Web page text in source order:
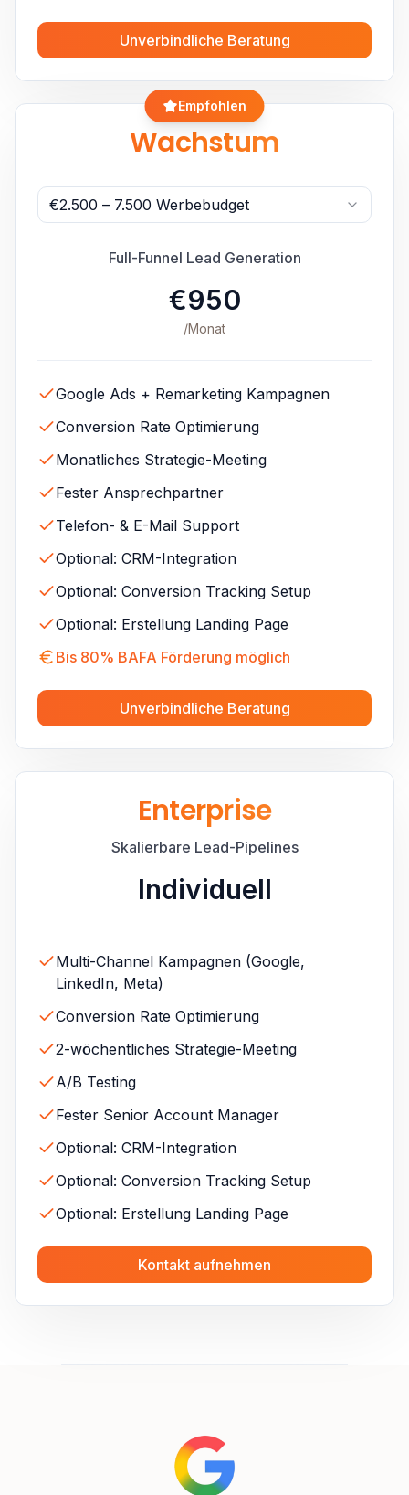
Unverbindliche Beratung
Empfohlen
Wachstum
€2.500 – 7.500 Werbebudget
Full-Funnel Lead Generation
€950
/Monat
Google Ads + Remarketing Kampagnen
Conversion Rate Optimierung
Monatliches Strategie-Meeting
Fester Ansprechpartner
Telefon- & E-Mail Support
Optional: CRM-Integration
Optional: Conversion Tracking Setup
Optional: Erstellung Landing Page
Bis 80% BAFA Förderung möglich
Unverbindliche Beratung
Enterprise
Skalierbare Lead-Pipelines
Individuell
Multi-Channel Kampagnen (Google,
LinkedIn, Meta)
Conversion Rate Optimierung
2-wöchentliches Strategie-Meeting
A/B Testing
Fester Senior Account Manager
Optional: CRM-Integration
Optional: Conversion Tracking Setup
Optional: Erstellung Landing Page
Kontakt aufnehmen